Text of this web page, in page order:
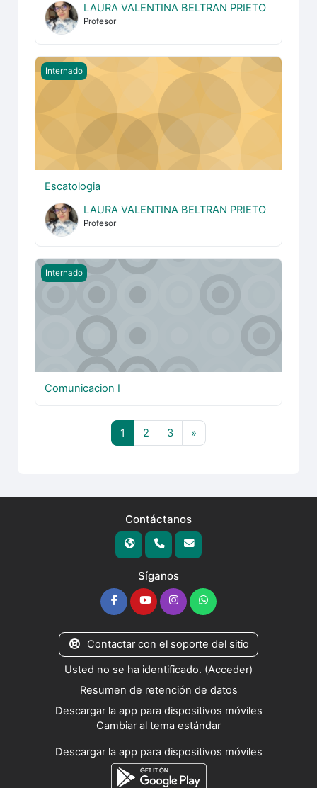
LAURA VALENTINA BELTRAN PRIETO
Profesor
Escatologia
Internado
Escatologia
LAURA VALENTINA BELTRAN PRIETO
Profesor
Comunicacion I
Internado
Comunicacion I
1 Página 1
2 Página 2
3Página 3
»
Contáctanos
Síganos
Contactar con el soporte del sitio
Usted no se ha identificado. (Acceder)
Resumen de retención de datos
Descargar la app para dispositivos móviles
Cambiar al tema estándar
Descargar la app para dispositivos móviles